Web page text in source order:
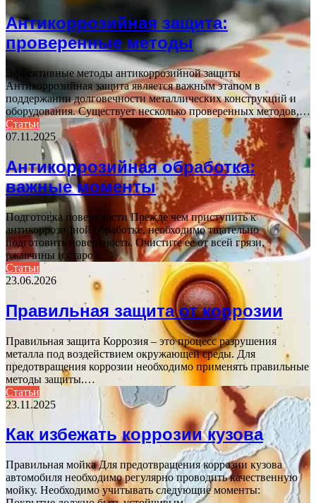
Антикоррозийная защита:
проверенные методы
Эффективные методы антикоррозийной защиты
Антикоррозийная защита является важным этапом в
поддержании долговечности металлических конструкций и
оборудования. Существует несколько проверенных методов,…
Статьи
07.11.2025
Антикоррозийная обработка:
важные моменты
Подготовка поверхности Прежде чем приступить к
антикоррозийной обработке, необходимо тщательно
подготовить поверхность. Очистите ее от всей грязи,
ржавчины и старой…
Статьи
23.06.2026
Правильная защита от коррозии
Правильная защита Коррозия – это процесс разрушения
металла под воздействием окружающей среды. Для
предотвращения коррозии необходимо применять правильные
методы защиты.…
Статьи
23.11.2025
Как избежать коррозии кузова
Правильная мойка Для предотвращения коррозии кузова
автомобиля необходимо регулярно проводить качественную
мойку. Необходимо учитывать следующие моменты: